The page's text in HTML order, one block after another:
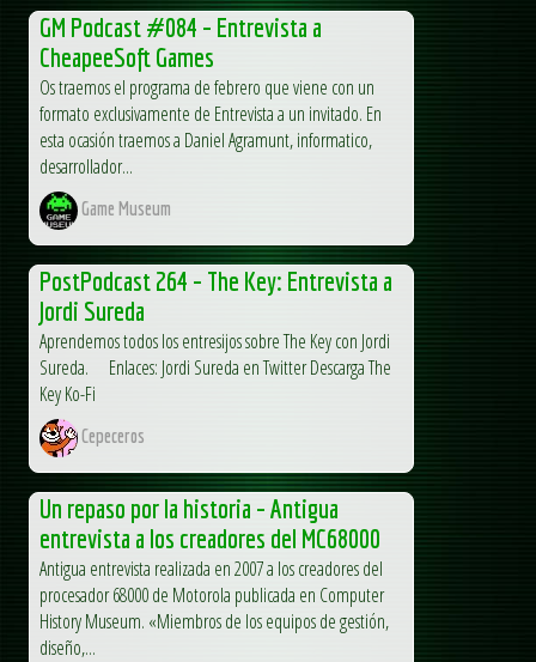
GM Podcast #084 – Entrevista a
CheapeeSoft Games
Os traemos el programa de febrero que viene con un
formato exclusivamente de Entrevista a un invitado. En
esta ocasión traemos a Daniel Agramunt, informatico,
desarrollador...
Game Museum
PostPodcast 264 – The Key: Entrevista a
Jordi Sureda
Aprendemos todos los entresijos sobre The Key con Jordi
Sureda. Enlaces: Jordi Sureda en Twitter Descarga The
Key Ko-Fi
Cepeceros
Un repaso por la historia – Antigua
entrevista a los creadores del MC68000
Antigua entrevista realizada en 2007 a los creadores del
procesador 68000 de Motorola publicada en Computer
History Museum. «Miembros de los equipos de gestión,
diseño,...